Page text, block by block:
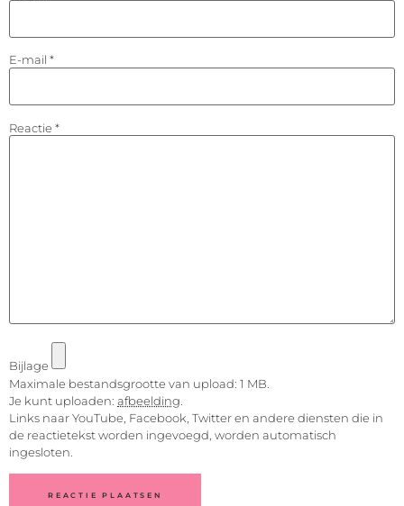
E-mail *
Reactie *
Bijlage
Maximale bestandsgrootte van upload: 1 MB.
Je kunt uploaden: afbeelding
Links naar YouTube, Facebook, Twitter en andere diensten die in
de reactietekst worden ingevoegd, worden automatisch
ingesloten.